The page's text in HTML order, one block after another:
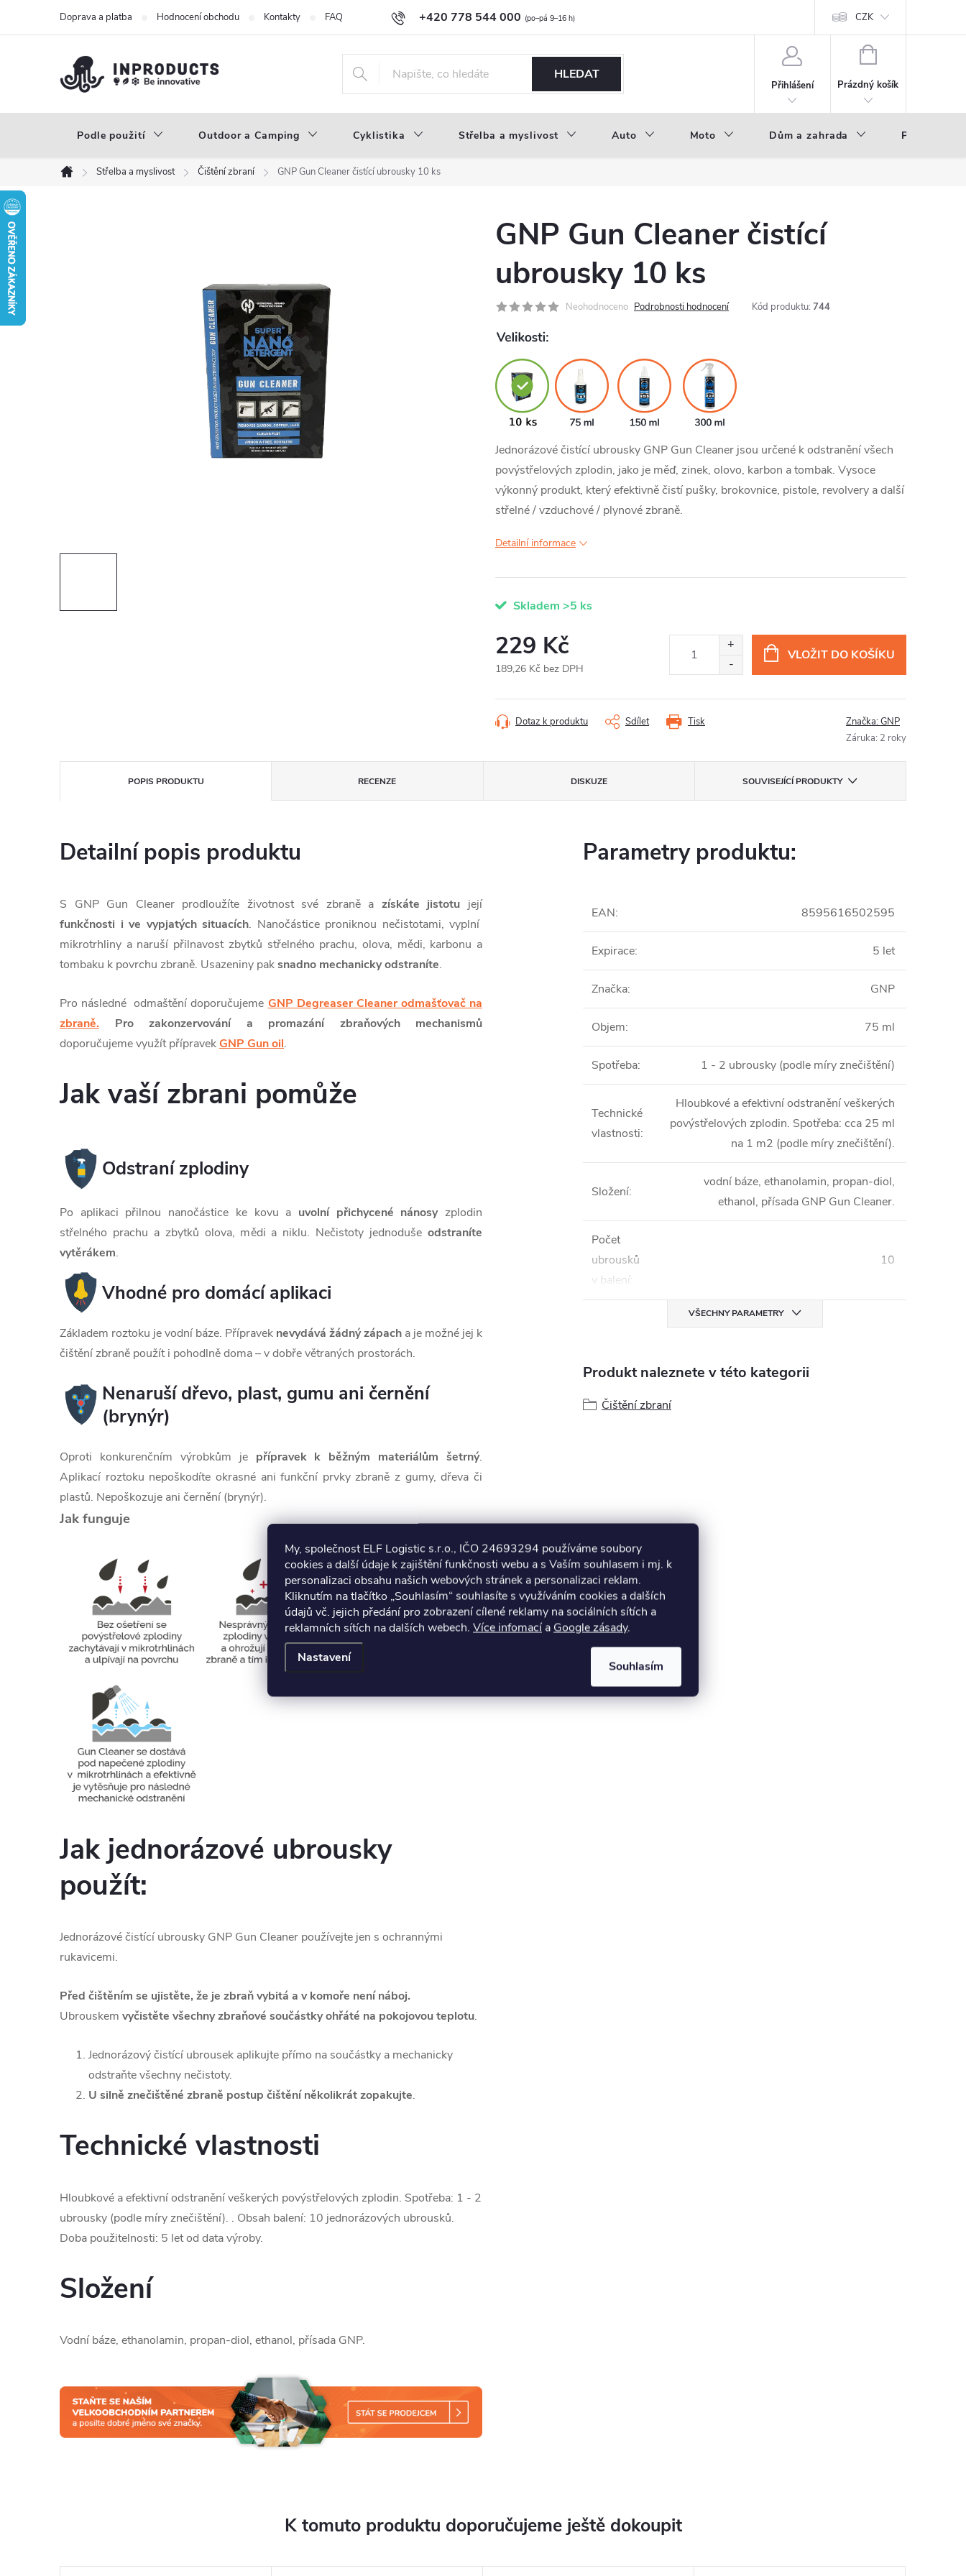
My, společnost ELF Logistic s.r.o., IČO 24693294 používáme soubory
cookies a další údaje k zajištění funkčnosti webu a s Vaším souhlasem i mj. k
personalizaci obsahu našich webových stránek a personalizaci reklam.
Kliknutím na tlačítko „Souhlasím“ souhlasíte s využíváním cookies a dalších
údajů vč. jejich předání pro zobrazení cílené reklamy na sociálních sítích a
reklamních sítích na dalších webech. Více infomací aGoogle zásady.
Nastavení
Souhlasím
+420 778 544 000
info@inproducts.cz
Doprava a platba Hodnocení obchodu Kontakty FAQ Novinky Náš příběh Průvodce materiály CZK
HLEDAT
Přihlášení
NÁKUPNÍ
Prázdný košík
Podle použití Outdoor a Camping Cyklistika Střelba a myslivost Auto Moto Dům a zahrada
Domů
Střelba a myslivost Čištění zbraní GNP Gun Cleaner čistící ubrousky 10 ks
GNP Gun Cleaner čistící
ubrousky 10 ks
Neohodnoceno Podrobnosti hodnocení Kód produktu: 744
Jednorázové čistící ubrousky GNP Gun Cleaner jsou určené k odstranění všech
povýstřelových zplodin, jako je měď, zinek, olovo, karbon a tombak. Vysoce
výkonný produkt, který efektivně čistí pušky, brokovnice, pistole, revolvery a další
střelné / vzduchové / plynové zbraně.
Detailní informace
Skladem >5 ks
229 Kč
189,26 Kč bez DPH
cena:
VLOŽIT DO KOŠÍKU
Tisk
Dotaz k produktu Sdílet Značka:GNP
Záruka: 2 roky
POPIS PRODUKTU RECENZE DISKUZE SOUVISEJÍCÍ PRODUKTY
Detailní popis produktu
S GNP Gun Cleaner prodloužíte životnost své zbraně a získáte jistotu její
funkčnosti i ve vypjatých situacích. Nanočástice proniknou nečistotami, vyplní
mikrotrhliny a naruší přilnavost zbytků střelného prachu, olova, mědi, karbonu a
tombaku k povrchu zbraně. Usazeniny paksnadno mechanicky odstraníte.
Pro následné odmaštění doporučujeme GNP Degreaser Cleaner odmašťovač na
zbraně. Pro
zakonzervování a promazání zbraňových mechanismů
doporučujeme využít přípravekGNP Gun oil.
Jak vaší zbrani pomůže
Odstraní zplodiny
Po aplikaci přilnou nanočástice ke kovu a uvolní přichycené nánosyzplodin
střelného prachu a zbytků olova, mědi a niklu. Nečistoty jednoduše odstraníte
vytěrákem.
Vhodné pro domácí aplikaci
Základem roztoku je vodní báze. Přípravek nevydává žádný zápach a je možné jej k
čištění zbraně použít i pohodlně doma – v dobře větraných prostorách.
Nenaruší dřevo, plast, gumu ani černění
(brynýr)
Oproti konkurenčním výrobkům jepřípravek k běžným materiálům šetrný.
Aplikací roztoku nepoškodíte okrasné ani funkční prvky zbraně z gumy, dřeva či
plastů. Nepoškozuje ani černění (brynýr).
Jak funguje
Jak jednorázové ubrousky
použít:
Jednorázové čistící ubrousky GNP Gun Cleaner používejte jen s ochrannými
rukavicemi.
Před čištěním se ujistěte, že je zbraň vybitá a v komoře není náboj.
Ubrouskem vyčistěte všechny zbraňové součástky ohřáté na pokojovou teplotu.
Jednorázový čistící ubrousek aplikujte přímo na součástky a mechanicky
odstraňte všechny nečistoty.
U silně znečištěné zbraně postup čištění několikrát zopakujte.
Technické vlastnosti
Hloubkové a efektivní odstranění veškerých povýstřelových zplodin. Spotřeba: 1 - 2
ubrousky (podle míry znečištění). . Obsah balení: 10 jednorázových ubrousků.
Doba použitelnosti: 5 let od data výroby.
Složení
Vodní báze, ethanolamin, propan-diol, ethanol, přísada GNP.
Parametry produktu:
EAN: 8595616502595
Expirace: 5 let
Značka: GNP
Objem: 75 ml
Spotřeba: 1 - 2 ubrousky (podle míry znečištění)
Technické
vlastnosti:
Hloubkové a efektivní odstranění veškerých
povýstřelových zplodin. Spotřeba: cca 25 ml
na 1 m2 (podle míry znečištění).
Složení:
vodní báze, ethanolamin, propan-diol,
ethanol, přísada GNP Gun Cleaner.
Počet
ubrousků
v balení:
10
VŠECHNY PARAMETRY
Produkt naleznete v této kategorii
Čištění zbraní
K tomuto produktu doporučujeme ještě dokoupit